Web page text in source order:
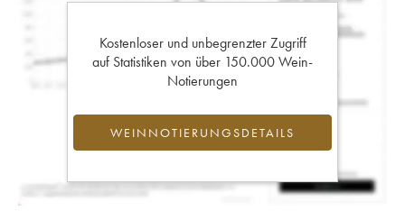
Kostenloser und unbegrenzter Zugriff
auf Statistiken von über 150.000 Wein-
Notierungen
WEINNOTIERUNGSDETAILS